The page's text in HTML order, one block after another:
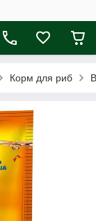
Корм для риб